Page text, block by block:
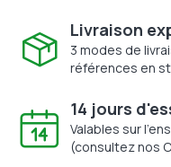
Livraison
3 modes de
références en
14 jours
Valables sur
(consultez nos